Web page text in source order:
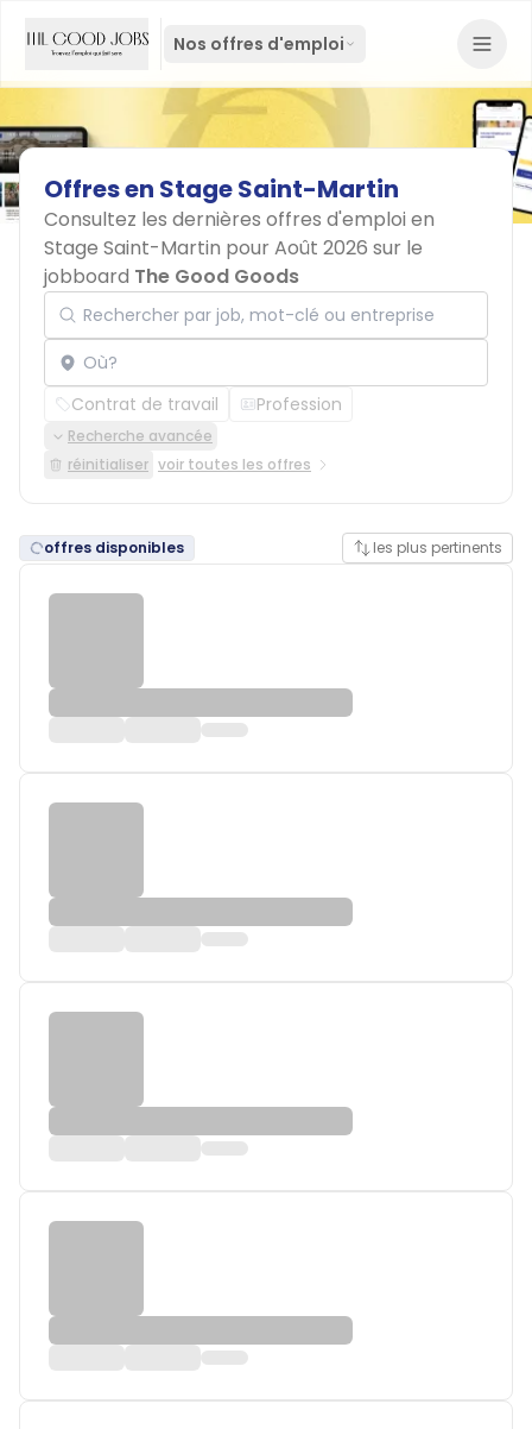
Nos offres d'emploi
Offresen StageSaint-Martin
Consultez les dernières offres d'emploi en
Stage Saint-Martin pour Août 2026 sur le
jobboard The Good Goods
Rechercher par job, mot-clé ou entreprise
Localisation
Contrat de travail Profession
Recherche avancée
réinitialiser voir toutes les offres
offres disponibles les plus pertinents